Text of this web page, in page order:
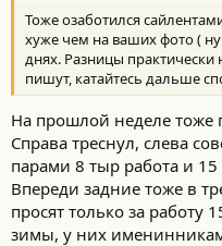
и
:
Тоже озаботился
хуже чем на ваших фото (
днях. Разницы
пишут, катайтесь дальше
На прошлой неделе тоже
Справа треснул, слева
парами 8 тыр работа и 15
Впереди задние тоже в
просят только за работу
зимы, у них